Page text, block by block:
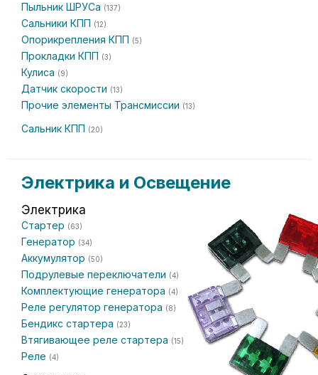
Пыльник ШРУСа (137)
Сальники КПП (12)
Опорикрепления КПП (5)
Прокладки КПП (3)
Кулиса (9)
Датчик скорости (13)
Прочие элементы Трансмиссии (13)
Сальник КПП (20)
Электрика и Освещение
Электрика
Стартер (63)
Генератор (34)
Аккумулятор (50)
Подрулевые переключатели (4)
Комплектующие генератора (4)
Реле регулятор генератора (8)
Бендикс стартера (23)
Втягивающее реле стартера (15)
Реле (4)